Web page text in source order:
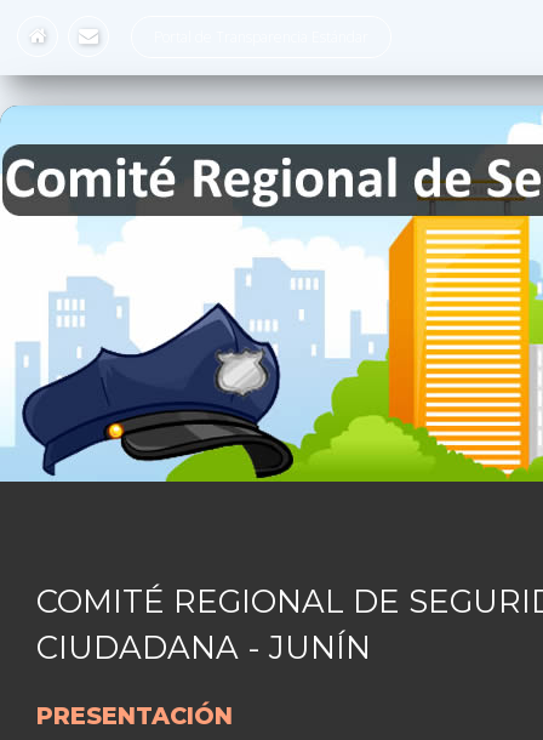
COMITÉ REGIONAL DE
CIUDADANA - JUNÍN
PRESENTACIÓN